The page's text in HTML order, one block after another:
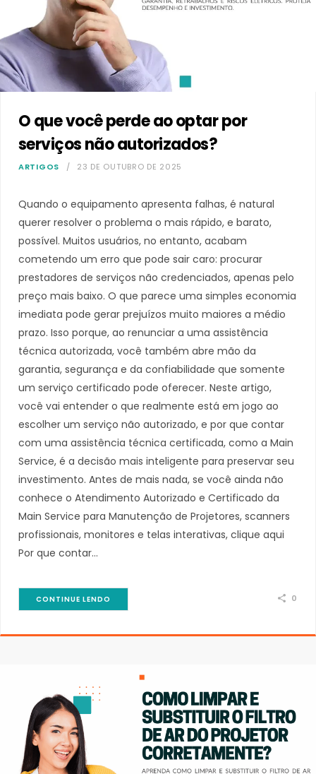
O que você perde ao optar por
serviços não autorizados?
ARTIGOS 23 DE OUTUBRO DE 2025
Quando o equipamento apresenta falhas, é natural
querer resolver o problema o mais rápido, e barato,
possível. Muitos usuários, no entanto, acabam
cometendo um erro que pode sair caro: procurar
prestadores de serviços não credenciados, apenas pelo
preço mais baixo. O que parece uma simples economia
imediata pode gerar prejuízos muito maiores a médio
prazo. Isso porque, ao renunciar a uma assistência
técnica autorizada, você também abre mão da
garantia, segurança e da confiabilidade que somente
um serviço certificado pode oferecer. Neste artigo,
você vai entender o que realmente está em jogo ao
escolher um serviço não autorizado, e por que contar
com uma assistência técnica certificada, como a Main
Service, é a decisão mais inteligente para preservar seu
investimento. Antes de mais nada, se você ainda não
conhece o Atendimento Autorizado e Certificado da
Main Service para Manutenção de Projetores, scanners
profissionais, monitores e telas interativas, clique aqui
Por que contar…
CONTINUE LENDO 0